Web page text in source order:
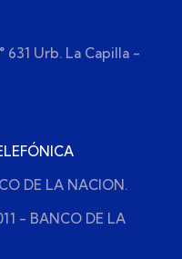
631 Urb. La Capilla -
DE LA NACION.
- BANCO DE LA